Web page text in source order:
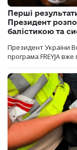
Перші
Президент
балістикою та
Президент України
програма FREYJA вже